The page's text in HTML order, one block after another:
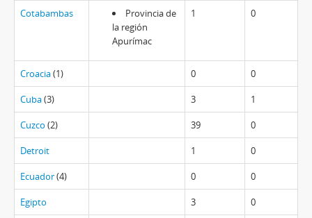
Cotabambas
Provincia de
la región
Apurímac
1 0
Croacia(1) 0 0
Cuba(3) 3 1
Cuzco (2) 39 0
Detroit 1 0
Ecuador(4) 0 0
Egipto 3 0